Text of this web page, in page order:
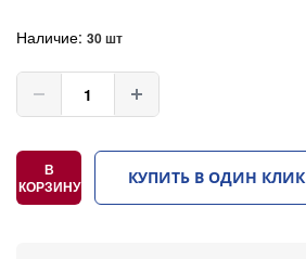
Наличие: 30 шт
В
КОРЗИНУ
КУПИТЬ В ОДИН КЛИК